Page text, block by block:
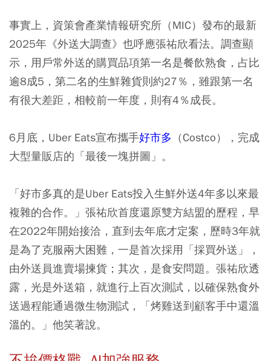
事實上，資策會產業情報研究所（MIC）發布的最新
2025年《外送大調查》也呼應張祐欣看法。調查顯
示，用戶常外送的購買品項第一名是餐飲熟食，占比
逾8成5，第二名的生鮮雜貨則約27％，雖跟第一名
有很大差距，相較前一年度，則有4％成長。
6月底，Uber Eats宣布攜手好市多 （Costco），完成
大型量販店的「最後一塊拼圖」。
「好市多真的是Uber Eats投入生鮮外送4年多以來最
複雜的合作。」張祐欣首度還原雙方結盟的歷程，早
在2022年開始接洽，直到去年底才定案，歷時3年就
是為了克服兩大困難，一是首次採用「採買外送」，
由外送員進賣場揀貨；其次，是食安問題。張祐欣透
露，光是外送箱，就進行上百次測試，以確保熟食外
送過程能通過微生物測試，「烤雞送到顧客手中還溫
溫的。」他笑著說。